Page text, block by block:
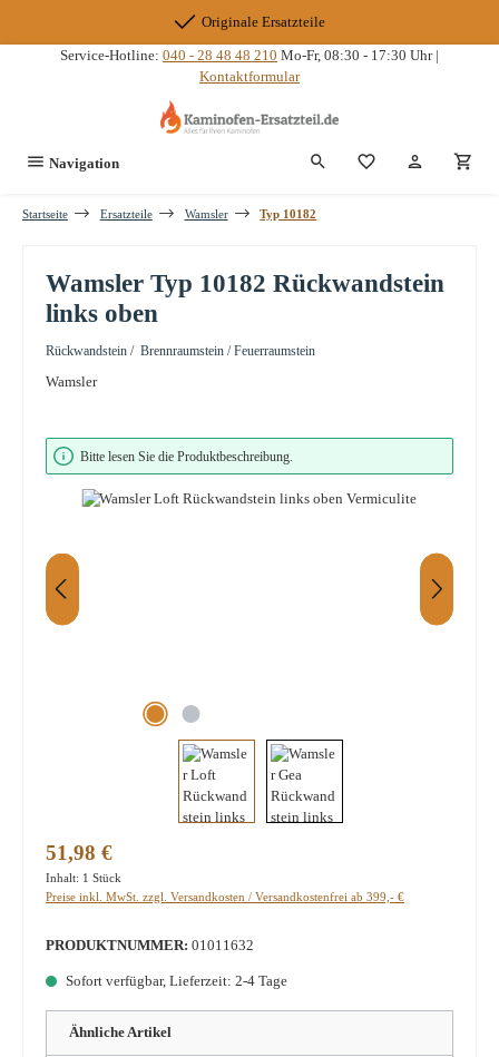
Originale Ersatzteile
Service-Hotline: 040 - 28 48 48 210 Mo-Fr, 08:30 - 17:30 Uhr |
Kontaktformular
Navigation Du hast 0
Startseite Ersatzteile Wamsler Typ 10182
Wamsler Typ 10182 Rückwandstein
links oben
Rückwandstein / Brennraumstein / Feuerraumstein
Wamsler
Bildergalerie überspringen
Bitte lesen Sie die Produktbeschreibung.
Regulärer Preis:
51,98 €
Inhalt: 1 Stück
Preise inkl. MwSt. zzgl. Versandkosten / Versandkostenfrei ab 399,- €
PRODUKTNUMMER: 01011632
Sofort verfügbar, Lieferzeit: 2-4 Tage
Ähnliche Artikel